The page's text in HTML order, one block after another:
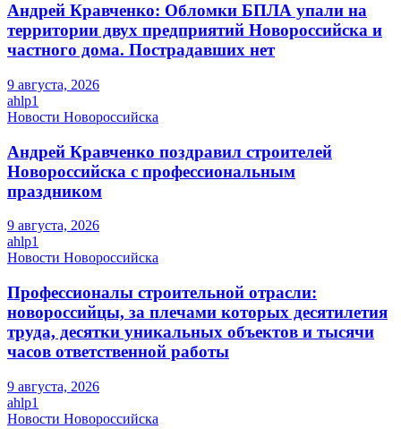
Андрей Кравченко: Обломки БПЛА упали на
территории двух предприятий Новороссийска и
частного дома. Пострадавших нет
9 августа, 2026
ahlp1
Новости Новороссийска
Андрей Кравченко поздравил строителей
Новороссийска с профессиональным
праздником
9 августа, 2026
ahlp1
Новости Новороссийска
Профессионалы строительной отрасли:
новороссийцы, за плечами которых десятилетия
труда, десятки уникальных объектов и тысячи
часов ответственной работы
9 августа, 2026
ahlp1
Новости Новороссийска